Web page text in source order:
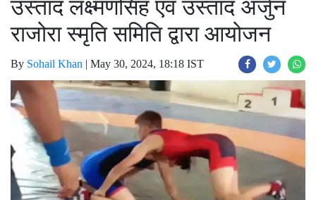
उस्ताद लक्ष्मणसिंह एवं उस्ताद अर्जुन
राजोरा स्मृति समिति द्वारा आयोजन
By Sohail Khan | May 30, 2024, 18:18 IST